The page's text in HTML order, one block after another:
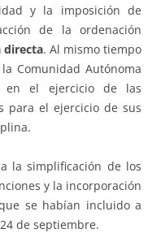
y la imposición de
de la ordenación
directa. Al mismo tiempo
Comunidad Autónoma
en el ejercicio de las
para el ejercicio de sus
la simplificación de los
y la incorporación
se habían incluido a
de septiembre.